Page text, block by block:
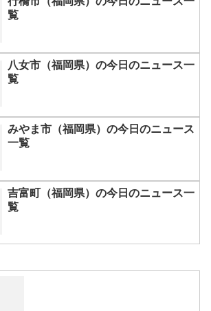
覧
八女市（福岡県）の今日のニュース一
覧
みやま市（福岡県）の今日のニュース
一覧
吉富町（福岡県）の今日のニュース一
覧